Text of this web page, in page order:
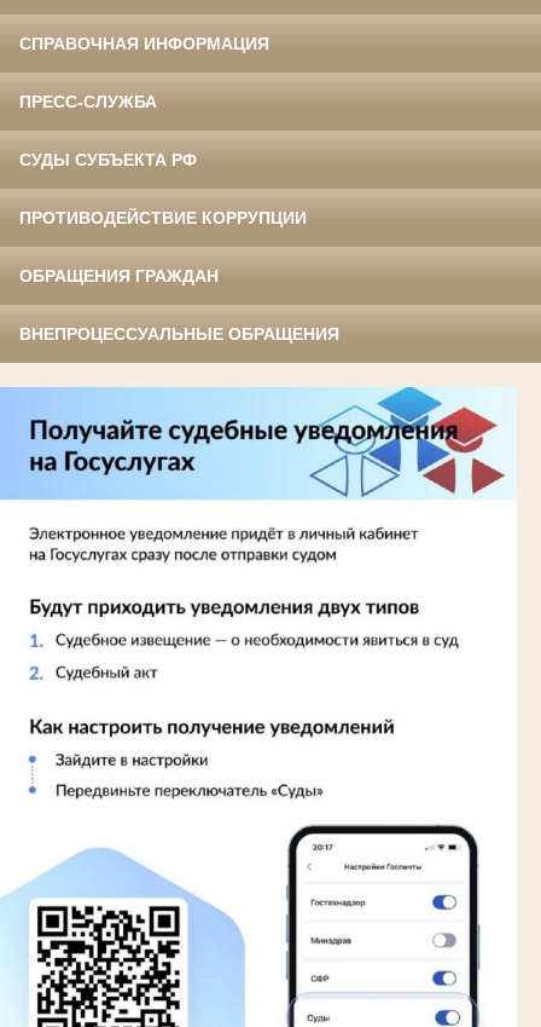
СПРАВОЧНАЯ ИНФОРМАЦИЯ
ПРЕСС-СЛУЖБА
СУДЫ СУБЪЕКТА РФ
ПРОТИВОДЕЙСТВИЕ КОРРУПЦИИ
ОБРАЩЕНИЯ ГРАЖДАН
ВНЕПРОЦЕССУАЛЬНЫЕ ОБРАЩЕНИЯ